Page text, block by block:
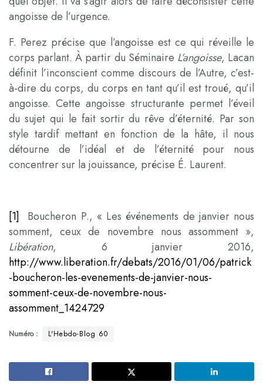
angoisse de l’urgence.
F. Perez précise que l’angoisse est ce qui réveille le
corps parlant. À partir du Séminaire L’angoisse, Lacan
définit l’inconscient comme discours de l’Autre, c’est-
à-dire du corps, du corps en tant qu’il est troué, qu’il
angoisse. Cette angoisse structurante permet l’éveil
du sujet qui le fait sortir du rêve d’éternité. Par son
style tardif mettant en fonction de la hâte, il nous
détourne de l’idéal et de l’éternité pour nous
concentrer sur la jouissance, précise É. Laurent.
[1]
Boucheron P., « Les événements de janvier nous
somment, ceux de novembre nous assomment »,
Libération, 6 janvier 2016,
http://www.liberation.fr/debats/2016/01/06/patrick
-boucheron-les-evenements-de-janvier-nous-
somment-ceux-de-novembre-nous-
assomment_1424729
Numéro : L'Hebdo-Blog 60